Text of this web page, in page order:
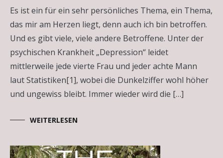
Es ist ein für ein sehr persönliches Thema, ein Thema,
das mir am Herzen liegt, denn auch ich bin betroffen.
Und es gibt viele, viele andere Betroffene. Unter der
psychischen Krankheit „Depression“ leidet
mittlerweile jede vierte Frau und jeder achte Mann
laut Statistiken[1], wobei die Dunkelziffer wohl höher
und ungewiss bleibt. Immer wieder wird die […]
WEITERLESEN